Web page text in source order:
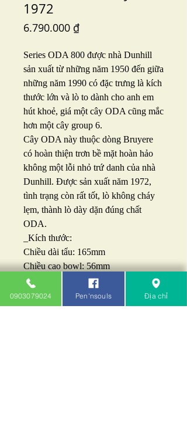
1972
6.790.000 ₫Price
Series ODA 800 được nhà Dunhill
sản xuất từ những năm 1950 đến giữa
những năm 1990 có đặc trưng là kích
thước lớn và lò to dành cho anh em
hút khoẻ, giá một cây ODA cũng mắc
hơn một cây group 6.
Cây ODA này thuộc dòng Bruyere
có hoàn thiện trơn bề mặt hoàn hảo
không một lỗi nhỏ trứ danh của nhà
Dunhill. Được sản xuất năm 1972,
tình trạng còn rất tốt, lò không cháy
lẹm, thành lò dày dặn đúng chất
ODA.
_Kích thước:
Chiều dài tẩu: 165mm
Chiều cao bowl: 56mm
Đường kính bowl: 39mm
Đường kính lò: 21mm
Chiều sâu lò: 48mm
0903079024 Pen'nsouls Địa chỉ